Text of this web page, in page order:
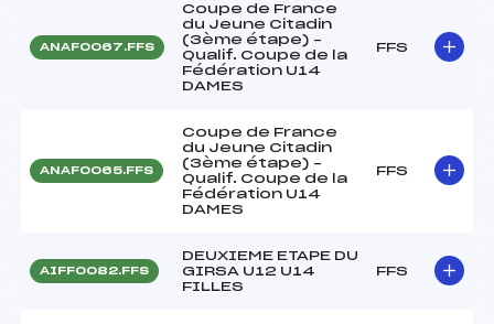
ANAF0067.FFS
Coupe de France
du Jeune Citadin
(3ème étape) –
Qualif. Coupe de la
Fédération U14
DAMES
FFS
ANAF0065.FFS
Coupe de France
du Jeune Citadin
(3ème étape) –
Qualif. Coupe de la
Fédération U14
DAMES
FFS
AIFF0082.FFS
DEUXIEME ETAPE DU
GIRSA U12 U14
FILLES
FFS